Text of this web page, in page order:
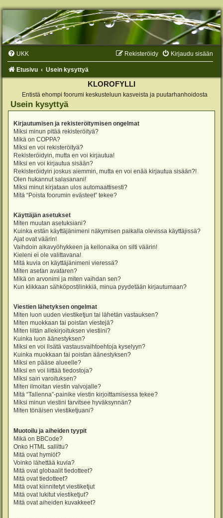
UKK Kirjaudu sisään
Rekisteröidy
Etusivu Usein kysyttyä
KLOROFYLLI
Entistä ehompi foorumi keskusteluun kasveista ja puutarhanhoidosta
Usein kysyttyä
Kirjautumisen ja rekisteröitymisen ongelmat
Miksi minun pitää rekisteröityä?
Mikä on COPPA?
Miksi en voi rekisteröityä?
Rekisteröidyin, mutta en voi kirjautua!
Miksi en voi kirjautua sisään?
Rekisteröidyin joskus aiemmin, mutta en voi enää kirjautua sisään?!
Olen hukannut salasanani!
Miksi minut kirjataan ulos automaattisesti?
Mitä “Poista foorumin evästeet” tekee?
Käyttäjän asetukset
Miten muutan asetuksiani?
Kuinka estän käyttäjänimeni näkymisen paikalla olevissa käyttäjissä?
Ajat ovat väärin!
Vaihdoin aikavyöhykkeen ja kellonaika on silti väärin!
Kieleni ei ole valittavana!
Mitä kuvia on käyttäjänimeni vieressä?
Miten asetan avataren?
Mikä on arvonimi ja miten vaihdan sen?
Kun klikkaan sähköpostilinkkiä, minua pyydetään kirjautumaan?
Viestien lähetyksen ongelmat
Miten luon uuden viestiketjun tai lähetän vastauksen?
Miten muokkaan tai poistan viestejä?
Miten liitän allekirjoituksen viestiini?
Kuinka luon äänestyksen?
Miksi en voi lisätä vastausvaihtoehtoja kyselyyn?
Kuinka muokkaan tai poistan äänestyksen?
Miksi en pääse alueelle?
Miksi en voi liittää tiedostoja?
Miksi sain varoituksen?
Miten ilmoitan viestin valvojalle?
Mitä “Tallenna”-painike viestin kirjoittamisessa tekee?
Miksi minun viestini tarvitsee hyväksynnän?
Miten tönäisen viestiketjuani?
Muotoilu ja aiheiden tyypit
Mikä on BBCode?
Onko HTML sallittu?
Mitä ovat hymiöt?
Voinko lähettää kuvia?
Mitä ovat globaalit tiedotteet?
Mitä ovat tiedotteet?
Mitä ovat kiinnitetyt viestiketjut
Mitä ovat lukitut viestiketjut?
Mitä ovat aiheiden kuvakkeet?